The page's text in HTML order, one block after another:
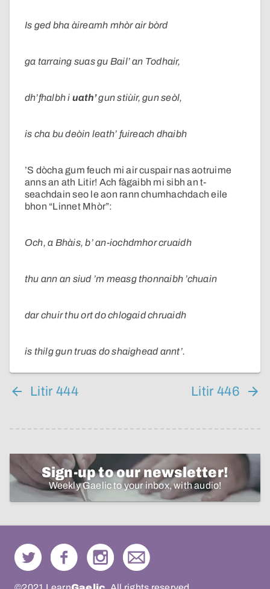
Is ged bha àireamh mhòr air bòrd
ga tarraing suas gu Bail’ an Todhair,
dh’fhalbh i uath’gun stiùir, gun seòl,
is cha bu deòin leath’ fuireach dhaibh
’S dòcha gum feuch mi air cuspair nas aotruime
anns an ath Litir! Ach fàgaibh mi sibh an t-
seachdain seo le aon rann chumhachdach eile
bhon “Linnet Mhòr”:
Och, a Bhàis, b’ an-iochdmhor cruaidh
thu ann an siud ’m measg thonnaibh ’chuain
dar chuir thu ort do chlogaid chruaidh
is thilg gun truas do shaighead annt’.
Litir 444 Litir 446
Sign-up to our newsletter!
Weekly Gaelic to your inbox, with audio!